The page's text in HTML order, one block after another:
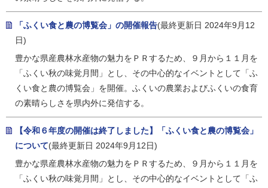
「ふくい食と農の博覧会」の開催報告(最終更新日 2024年9月12
日)
豊かな県産農林水産物の魅力をＰＲするため、９月から１１月を
「ふくい秋の味覚月間」とし、その中心的なイベントとして「ふ
くい食と農の博覧会」を開催。ふくいの農業およびふくいの食育
の素晴らしさを県内外に発信する。
【令和６年度の開催は終了しました】「ふくい食と農の博覧会」
について(最終更新日 2024年9月12日)
豊かな県産農林水産物の魅力をＰＲするため、９月から１１月を
「ふくい秋の味覚月間」とし、その中心的なイベントとして「ふ